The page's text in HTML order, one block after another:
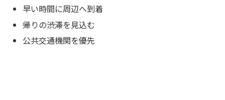
早い時間に周辺へ到着
帰りの渋滞を見込む
公共交通機関を優先